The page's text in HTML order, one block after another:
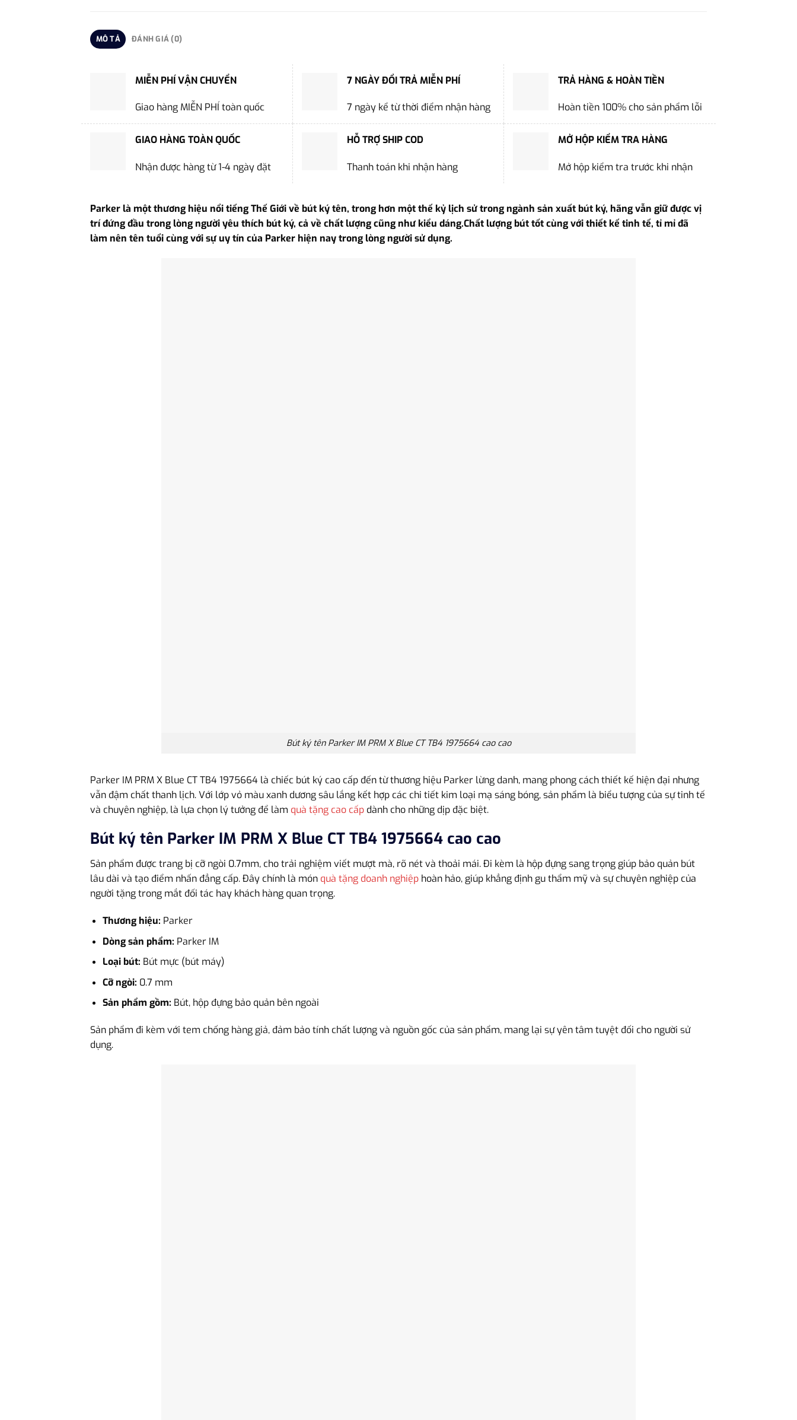
MÔ TẢ ĐÁNH GIÁ (0)
MIỄN PHÍ VẬN CHUYỂN
Giao hàng MIỄN PHÍ toàn quốc
7 NGÀY ĐỔI TRẢ MIỄN PHÍ
7 ngày kể từ thời điểm nhận hàng
TRẢ HÀNG & HOÀN TIỀN
Hoàn tiền 100% cho sản phẩm lỗi
GIAO HÀNG TOÀN QUỐC
Nhận được hàng từ 1-4 ngày đặt
HỖ TRỢ SHIP COD
Thanh toán khi nhận hàng
MỞ HỘP KIỂM TRA HÀNG
Mở hộp kiểm tra trước khi nhận
Parker là một thương hiệu nổi tiếng Thế Giới về bút ký tên, trong hơn một thế kỷ lịch sử trong ngành sản xuất bút ký, hãng vẫn giữ được vị
trí đứng đầu trong lòng người yêu thích bút ký, cả về chất lượng cũng như kiểu dáng.Chất lượng bút tốt cùng với thiết kế tinh tế, tỉ mỉ đã
làm nên tên tuổi cùng với sự uy tín của Parker hiện nay trong lòng người sử dụng.
Bút ký tên Parker IM PRM X Blue CT TB4 1975664 cao cao
Parker IM PRM X Blue CT TB4 1975664 là chiếc bút ký cao cấp đến từ thương hiệu Parker lừng danh, mang phong cách thiết kế hiện đại nhưng
vẫn đậm chất thanh lịch. Với lớp vỏ màu xanh dương sâu lắng kết hợp các chi tiết kim loại mạ sáng bóng, sản phẩm là biểu tượng của sự tinh tế
và chuyên nghiệp, là lựa chọn lý tưởng để làm quà tặng cao cấp dành cho những dịp đặc biệt.
Bút ký tên Parker IM PRM X Blue CT TB4 1975664 cao cao
Sản phẩm được trang bị cỡ ngòi 0.7mm, cho trải nghiệm viết mượt mà, rõ nét và thoải mái. Đi kèm là hộp đựng sang trọng giúp bảo quản bút
lâu dài và tạo điểm nhấn đẳng cấp. Đây chính là món quà tặng doanh nghiệp hoàn hảo, giúp khẳng định gu thẩm mỹ và sự chuyên nghiệp của
người tặng trong mắt đối tác hay khách hàng quan trọng.
Thương hiệu: Parker
Dòng sản phẩm: Parker IM
Loại bút: Bút mực (bút máy)
Cỡ ngòi: 0.7 mm
Sản phẩm gồm: Bút, hộp đựng bảo quản bên ngoài
Sản phẩm đi kèm với tem chống hàng giả, đảm bảo tính chất lượng và nguồn gốc của sản phẩm, mang lại sự yên tâm tuyệt đối cho người sử
dụng.